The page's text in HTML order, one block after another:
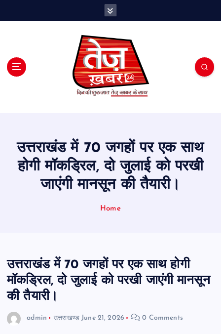
उत्तराखंड में 70 जगहों पर एक साथ
होगी मॉकड्रिल, दो जुलाई को परखी
जाएंगी मानसून की तैयारी।
Home
उत्तराखंड में 70 जगहों पर एक साथ होगी
मॉकड्रिल, दो जुलाई को परखी जाएंगी मानसून
की तैयारी।
admin उत्तराखण्ड June 21, 2026 0 Comments